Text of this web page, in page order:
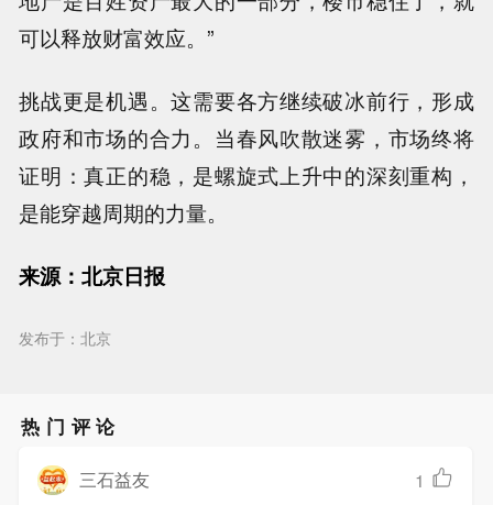
可以释放财富效应。”
挑战更是机遇。这需要各方继续破冰前行，形成
政府和市场的合力。当春风吹散迷雾，市场终将
证明：真正的稳，是螺旋式上升中的深刻重构，
是能穿越周期的力量。
来源：北京日报
发布于：北京
热门评论
三石益友 1